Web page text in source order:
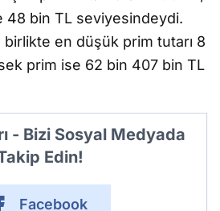
48 bin TL seviyesindeydi.
en düşük prim tutarı 8
prim ise 62 bin 407 bin TL
- Bizi Sosyal Medyada
Edin!
Facebook